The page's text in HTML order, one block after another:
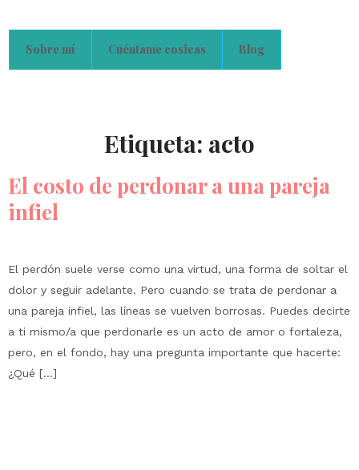
Sobre mí Cuéntame cosicas Blog
Etiqueta: acto
El costo de perdonar a una pareja
infiel
El perdón suele verse como una virtud, una forma de soltar el
dolor y seguir adelante. Pero cuando se trata de perdonar a
una pareja infiel, las líneas se vuelven borrosas. Puedes decirte
a ti mismo/a que perdonarle es un acto de amor o fortaleza,
pero, en el fondo, hay una pregunta importante que hacerte:
¿Qué […]